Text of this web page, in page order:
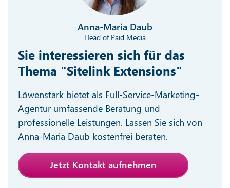
Anna-Maria Daub
Head of Paid Media
Sie interessieren sich für das
Thema "Sitelink Extensions"
Löwenstark bietet als Full-Service-Marketing-
Agentur umfassende Beratung und
professionelle Leistungen. Lassen Sie sich von
Anna-Maria Daub kostenfrei beraten.
Jetzt Kontakt aufnehmen